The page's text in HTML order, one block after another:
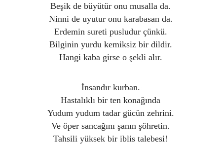
Beşik de büyütür onu musalla da.
Ninni de uyutur onu karabasan da.
Erdemin sureti pusludur çünkü.
Bilginin yurdu kemiksiz bir dildir.
Hangi kaba girse o şekli alır.
İnsandır kurban.
Hastalıklı bir ten konağında
Yudum yudum tadar gücün zehrini.
Ve öper sancağını şanın şöhretin.
Tahsili yüksek bir iblis talebesi!